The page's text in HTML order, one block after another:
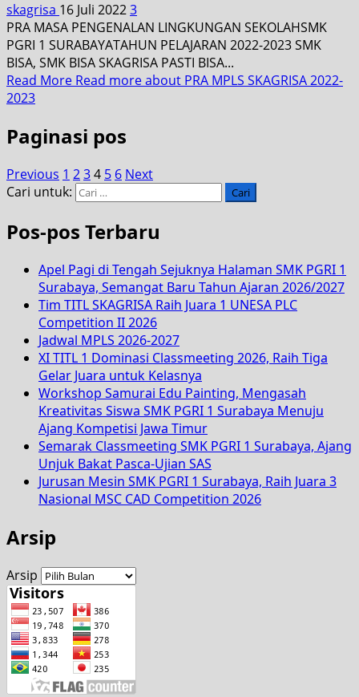
skagrisa 16 Juli 20223
PRA MASA PENGENALAN LINGKUNGAN SEKOLAHSMK
PGRI 1 SURABAYATAHUN PELAJARAN 2022-2023 SMK
BISA, SMK BISA SKAGRISA PASTI BISA...
Read More Read more about PRA MPLS SKAGRISA 2022-
2023
Paginasi pos
Previous 1 234 5 6 Next
Cari untuk:
Pos-pos Terbaru
Apel Pagi di Tengah Sejuknya Halaman SMK PGRI 1
Surabaya, Semangat Baru Tahun Ajaran 2026/2027
Tim TITL SKAGRISA Raih Juara 1 UNESA PLC
Competition II 2026
Jadwal MPLS 2026-2027
XI TITL 1 Dominasi Classmeeting 2026, Raih Tiga
Gelar Juara untuk Kelasnya
Workshop Samurai Edu Painting, Mengasah
Kreativitas Siswa SMK PGRI 1 Surabaya Menuju
Ajang Kompetisi Jawa Timur
Semarak Classmeeting SMK PGRI 1 Surabaya, Ajang
Unjuk Bakat Pasca-Ujian SAS
Jurusan Mesin SMK PGRI 1 Surabaya, Raih Juara 3
Nasional MSC CAD Competition 2026
Arsip
Arsip